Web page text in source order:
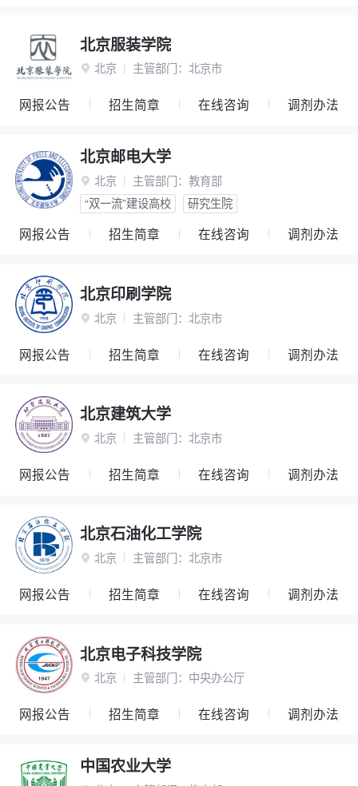
北京服装学院
 北京 主管部门： 北京市
网报公告 招生简章 在线咨询 调剂办法
北京邮电大学
 北京 主管部门： 教育部
“双一流”建设高校
研究生院
网报公告 招生简章 在线咨询 调剂办法
北京印刷学院
 北京 主管部门： 北京市
网报公告 招生简章 在线咨询 调剂办法
北京建筑大学
 北京 主管部门： 北京市
网报公告 招生简章 在线咨询 调剂办法
北京石油化工学院
 北京 主管部门： 北京市
网报公告 招生简章 在线咨询 调剂办法
北京电子科技学院
 北京 主管部门： 中央办公厅
网报公告 招生简章 在线咨询 调剂办法
中国农业大学